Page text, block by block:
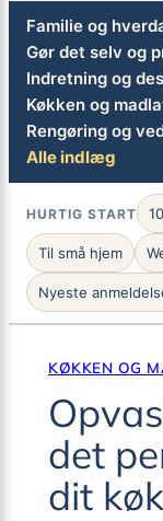
Familie og
Gør det selv og
Indretning og
Køkken og
Rengøring og
Alle indlæg
HURTIG START
Til små hjem
Nyeste
KØKKEN OG
det
dit